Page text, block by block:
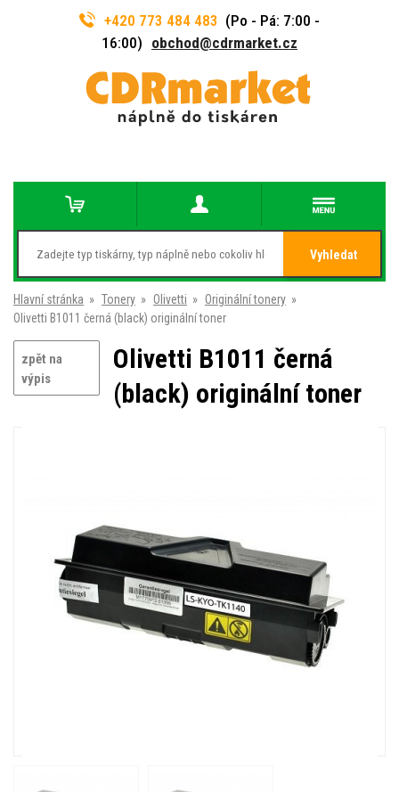
+420 773 484 483 (Po - Pá: 7:00 -
16:00) obchod@cdrmarket.cz
Vyhledat
Hlavní stránka » Tonery » Olivetti » Originální tonery »
Olivetti B1011 černá (black) originální toner
zpět na
výpis
Olivetti B1011 černá
(black) originální toner